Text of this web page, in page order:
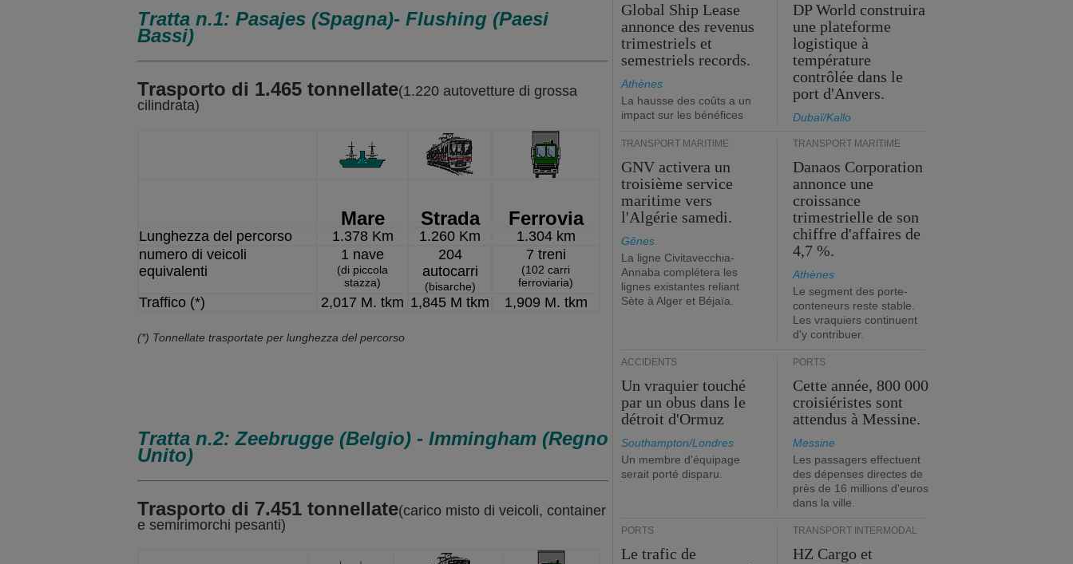
Tratta n.1: Pasajes (Spagna)- Flushing (Paesi
Bassi)
Trasporto di 1.465 tonnellate(1.220 autovetture di grossa
cilindrata)
Mare Strada Ferrovia
Lunghezza del percorso 1.378 Km 1.260 Km
1.304 km
numero di veicoli
equivalenti
1 nave
(di piccola
stazza)
204
autocarri
(bisarche)
7 treni
(102 carri
ferroviaria)
Traffico (*) 2,017 M. tkm 1,845 M tkm 1,909 M. tkm
(*) Tonnellate trasportate per lunghezza del percorso
Tratta n.2: Zeebrugge (Belgio) - Immingham (Regno
Unito)
Trasporto di 7.451 tonnellate(carico misto di veicoli, container
e semirimorchi pesanti)
Global Ship Lease
annonce des revenus
trimestriels et
semestriels records.
Athènes
La hausse des coûts a un
impact sur les bénéfices
DP World construira
une plateforme
logistique à
température
contrôlée dans le
port d'Anvers.
Dubaï/Kallo
TRANSPORT MARITIME
GNV activera un
troisième service
maritime vers
l'Algérie samedi.
Gênes
La ligne Civitavecchia-
Annaba complétera les
lignes existantes reliant
Sète à Alger et Béjaïa.
TRANSPORT MARITIME
Danaos Corporation
annonce une
croissance
trimestrielle de son
chiffre d'affaires de
4,7 %.
Athènes
Le segment des porte-
conteneurs reste stable.
Les vraquiers continuent
d'y contribuer.
ACCIDENTS
Un vraquier touché
par un obus dans le
détroit d'Ormuz
Southampton/Londres
Un membre d'équipage
serait porté disparu.
PORTS
Cette année, 800 000
croisiéristes sont
attendus à Messine.
Messine
Les passagers effectuent
des dépenses directes de
près de 16 millions d'euros
dans la ville.
PORTS
Le trafic de
TRANSPORT INTERMODAL
HZ Cargo et